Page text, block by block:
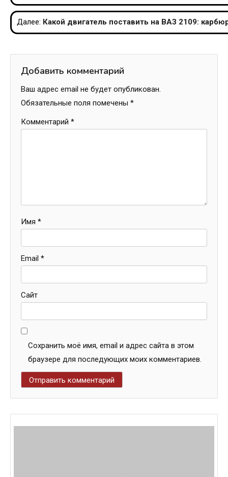
по
записям
Далее: Какой двигатель поставить на ВАЗ 2109:
Добавить комментарий
Ваш адрес email не будет опубликован.
Обязательные поля помечены *
Комментарий *
Имя *
Email *
Сайт
Сохранить моё имя, email и адрес сайта в этом
браузере для последующих моих комментариев.